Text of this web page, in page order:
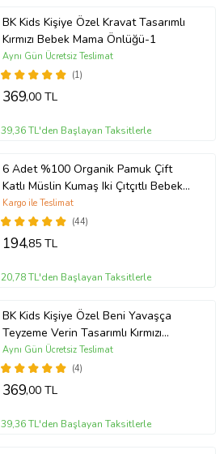
BK Kids Kişiye Özel Kravat Tasarımlı
Kırmızı Bebek Mama Önlüğü-1
(1)
Aynı Gün Ücretsiz Teslimat
369,00 TL
39,36 TL'den Başlayan Taksitlerle
6 Adet %100 Organik Pamuk Çift
Katlı Müslin Kumaş Iki Çıtçıtlı Bebek
Salya Önlük Fular (Karışık)
(44)
Kargo ile Teslimat
194,85 TL
20,78 TL'den Başlayan Taksitlerle
BK Kids Kişiye Özel Beni Yavaşça
Teyzeme Verin Tasarımlı Kırmızı
Bebek Mama Önlüğü-1
(4)
Aynı Gün Ücretsiz Teslimat
369,00 TL
39,36 TL'den Başlayan Taksitlerle